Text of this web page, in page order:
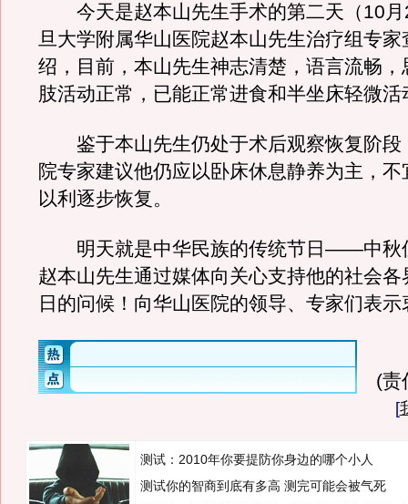
今天是赵本山先生手术的第二天（10月
旦大学附属华山医院赵本山先生治疗组专家
绍，目前，本山先生神志清楚，语言流畅，
肢活动正常，已能正常进食和半坐床轻微活
鉴于本山先生仍处于术后观察恢复阶段
院专家建议他仍应以卧床休息静养为主，
以利逐步恢复。
明天就是中华民族的传统节日——中秋
赵本山先生通过媒体向关心支持他的社会各
日的问候！向华山医院的领导、专家们表
(责
[
测试：2010年你要提防你身边的哪个小人
测试你的智商到底有多高 测完可能会被气死